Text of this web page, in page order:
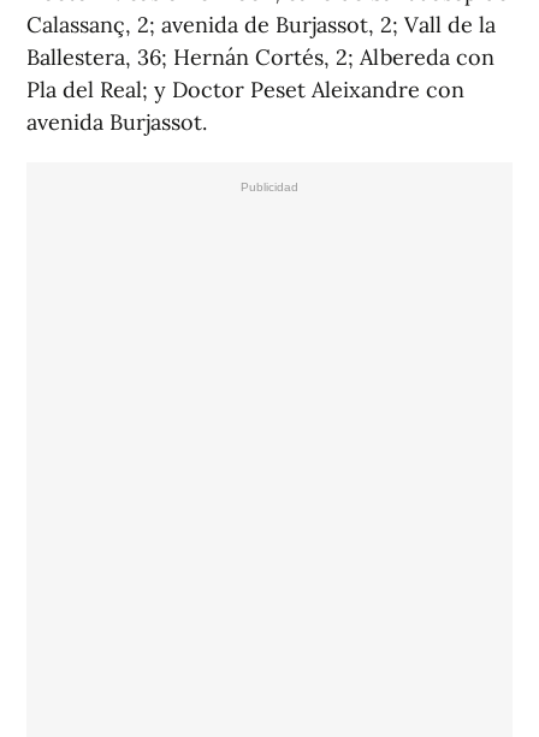
Calassanç, 2; avenida de Burjassot, 2; Vall de la
Ballestera, 36; Hernán Cortés, 2; Albereda con
Pla del Real; y Doctor Peset Aleixandre con
avenida Burjassot.